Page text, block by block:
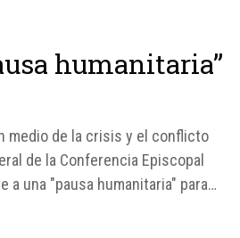
humanitaria”
medio de la crisis y el conflicto
de la Conferencia Episcopal
a una "pausa humanitaria" para